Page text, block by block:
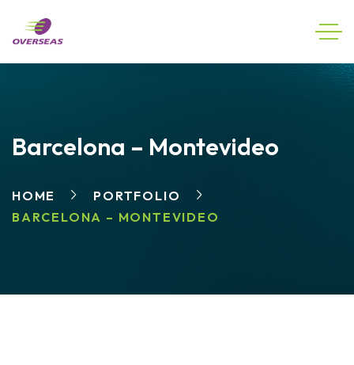
Barcelona – Montevideo
HOME
PORTFOLIO
BARCELONA – MONTEVIDEO